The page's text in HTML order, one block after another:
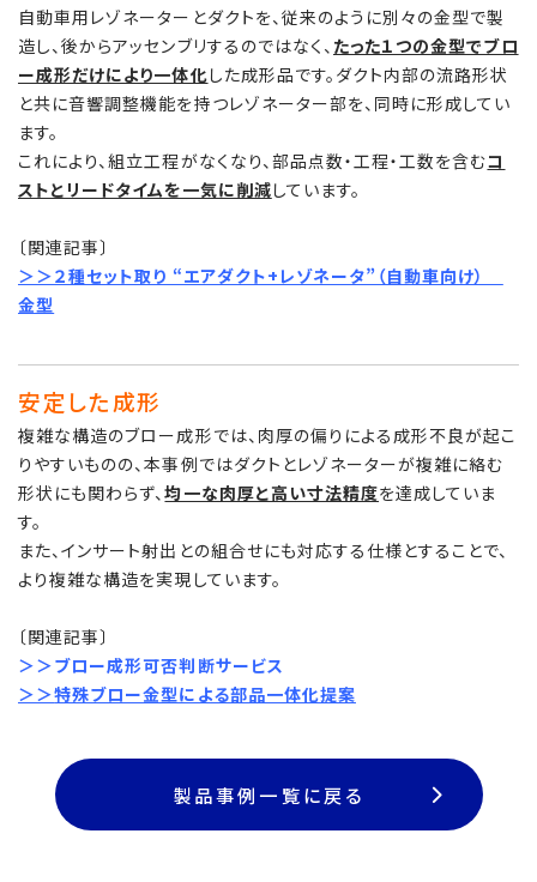
自動車用レゾネーターとダクトを、従来のように別々の金型で製
造し、後からアッセンブリするのではなく、 たった１つの金型でブロ
ー成形だけにより一体化した成形品です。ダクト内部の流路形状
と共に音響調整機能を持つレゾネーター部を、同時に形成してい
ます。
これにより、組立工程がなくなり、部品点数・工程・工数を含むコ
ストとリードタイムを一気に削減しています。
〔関連記事〕
＞＞２種セット取り “エアダクト+レゾネータ”（自動車向け）
金型
安定した成形
複雑な構造のブロー成形では、肉厚の偏りによる成形不良が起こ
りやすいものの、本事例ではダクトとレゾネーターが複雑に絡む
形状にも関わらず、均一な肉厚と高い寸法精度を達成していま
す。
また、インサート射出との組合せにも対応する仕様とすることで、
より複雑な構造を実現しています。
〔関連記事〕
＞＞ブロー成形可否判断サービス
＞＞特殊ブロー金型による部品一体化提案
製品事例一覧に戻る